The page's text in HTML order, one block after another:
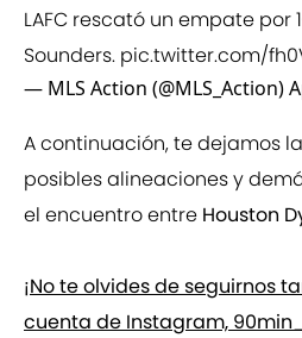
LAFC rescató un empate por
Sounders. pic.twitter.com/
— MLS Action (@MLS_Action)
A continuación, te dejamos
posibles alineaciones y
el encuentro entre Houston
¡No te olvides de seguirnos
cuenta de Instagram,